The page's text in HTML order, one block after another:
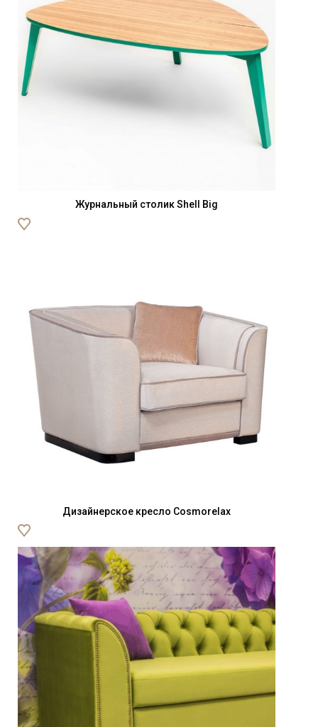
Журнальный столик Shell Big
Дизайнерское кресло Cosmorelax